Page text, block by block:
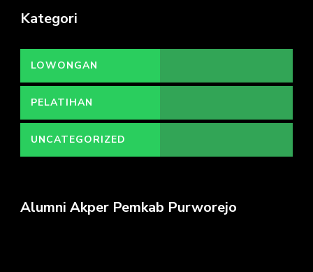
Kategori
LOWONGAN
PELATIHAN
UNCATEGORIZED
Alumni Akper Pemkab Purworejo